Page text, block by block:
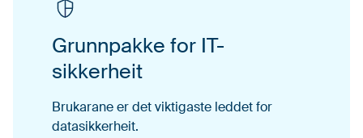
Grunnpakke for IT-
sikkerheit
Brukarane er det vik­ti­gaste led­det for
datasikkerheit.